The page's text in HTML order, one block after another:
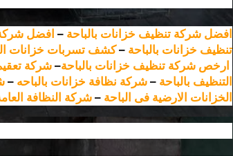
افضل شركة تنظيف خزانات بالباحة – افضل شركة
تنظيف خزانات بالباحة –كشف تسربات خزانات
ارخص شركة تنظيف خزانات بالباحة– شركة
التنظيف بالباحة – شركة نظافة خزانات بالباحه –
الخزانات الارضية فى الباحة –شركة النظافة